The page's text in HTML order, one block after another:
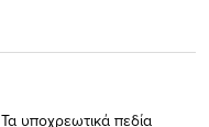
Τα υποχρεωτικά πεδία